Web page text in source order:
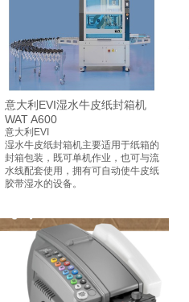
意大利EVI湿水牛皮纸封箱机
WAT A600
意大利EVI
湿水牛皮纸封箱机主要适用于纸箱的
封箱包装，既可单机作业，也可与流
水线配套使用，拥有可自动使牛皮纸
胶带湿水的设备。